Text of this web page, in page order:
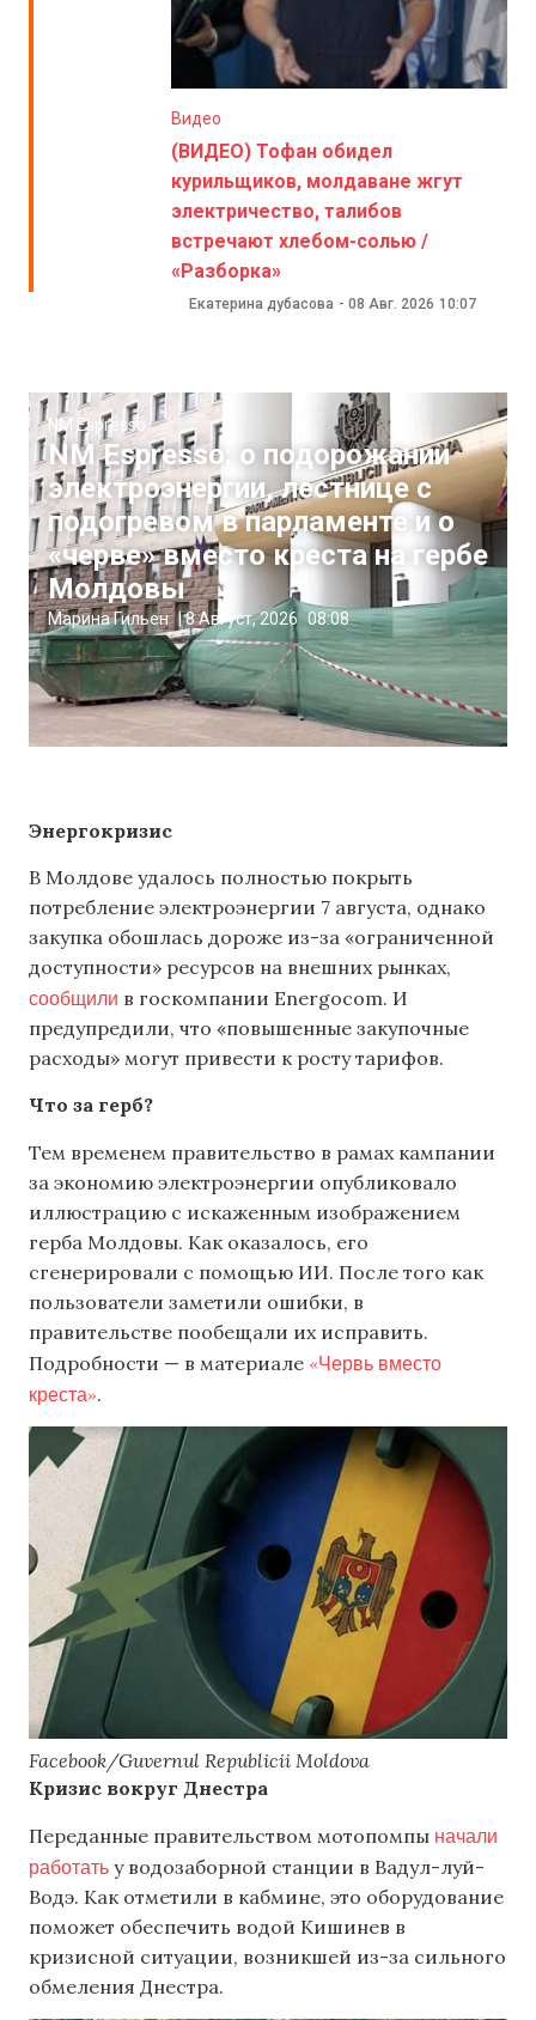
Видео
(ВИДЕО) Тофан обидел
курильщиков, молдаване жгут
электричество, талибов
встречают хлебом-солью /
«Разборка»
Екатерина дубасова - 08 Авг. 2026 10:07
NM Espresso
NM Espresso: о подорожании
электроэнергии, лестнице с
подогревом в парламенте и о
«черве» вместо креста на гербе
Молдовы
Марина Гильен |8 Август, 2026 08:08
Энергокризис
В Молдове удалось полностью покрыть
потребление электроэнергии 7 августа, однако
закупка обошлась дороже из-за «ограниченной
доступности» ресурсов на внешних рынках,
сообщили в госкомпании Energocom. И
предупредили, что «повышенные закупочные
расходы» могут привести к росту тарифов.
Что за герб?
Тем временем правительство в рамах кампании
за экономию электроэнергии опубликовало
иллюстрацию с искаженным изображением
герба Молдовы. Как оказалось, его
сгенерировали с помощью ИИ. После того как
пользователи заметили ошибки, в
правительстве пообещали их исправить.
Подробности — в материале «Червь вместо
креста».
Facebook/Guvernul Republicii Moldova
Кризис вокруг Днестра
Переданные правительством мотопомпы начали
работать у водозаборной станции в Вадул-луй-
Водэ. Как отметили в кабмине, это оборудование
поможет обеспечить водой Кишинев в
кризисной ситуации, возникшей из-за сильного
обмеления Днестра.